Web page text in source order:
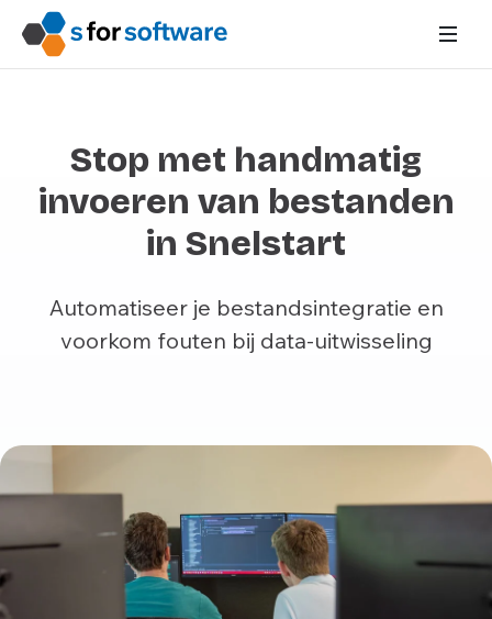
Stop met handmatig
invoeren van bestanden
in Snelstart
Automatiseer je bestandsintegratie en
voorkom fouten bij data-uitwisseling